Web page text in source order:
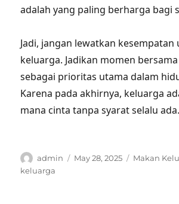
adalah yang paling berharga bagi
Jadi, jangan lewatkan
keluarga. Jadikan momen
sebagai prioritas utama dalam
Karena pada akhirnya, keluarga
mana cinta tanpa syarat selalu ada.
Author
admin
Posted
May 28, 2025 Categories
Makan
keluarga